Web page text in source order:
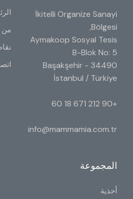
İkitelli Organize Sanayi
Bölgesi,
Aymakoop Sosyal Tesis
B-Blok No: 5
34490 Başakşehir -
İstanbul / Türkiye
+90 212 671 18 60
info@mammamia.com.tr
من
المجموعة
أحذية